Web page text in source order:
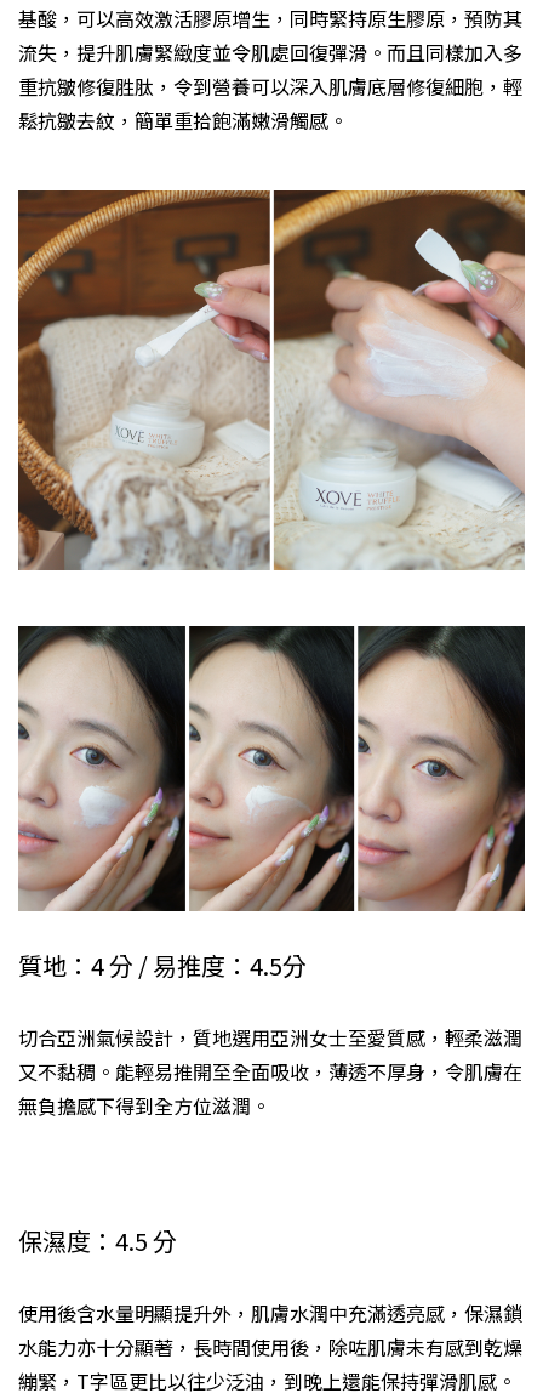
基酸，可以高效激活膠原增生，同時緊持原生膠原，預防其
流失，提升肌膚緊緻度並令肌處回復彈滑。而且同樣加入多
重抗皺修復胜肽，令到營養可以深入肌膚底層修復細胞，輕
鬆抗皺去紋，簡單重拾飽滿嫩滑觸感。
質地：4 分 / 易推度：4.5分
切合亞洲氣候設計，質地選用亞洲女士至愛質感，輕柔滋潤
又不黏稠。能輕易推開至全面吸收，薄透不厚身，令肌膚在
無負擔感下得到全方位滋潤。
保濕度：4.5 分
使用後含水量明顯提升外，肌膚水潤中充滿透亮感，保濕鎖
水能力亦十分顯著，長時間使用後，除咗肌膚未有感到乾燥
繃緊，T字區更比以往少泛油，到晚上還能保持彈滑肌感。